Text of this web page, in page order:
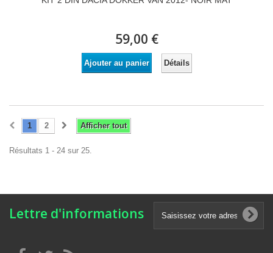
59,00 €
Ajouter au panier Détails
Afficher tout
1 2
Résultats 1 - 24 sur 25.
Lettre d'informations